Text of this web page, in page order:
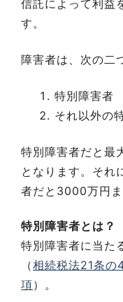
信託によって利益
す。
障害者は、次の二
特別障害者
それ以外の
特別障害者だと最
となります。それ
者だと3000万円ま
特別障害者とは？
特別障害者に当た
（相続税法21条の
項）。